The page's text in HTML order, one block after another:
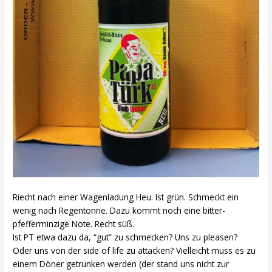
Riecht nach einer Wagenladung Heu. Ist grün. Schmeckt ein
wenig nach Regentonne. Dazu kommt noch eine bitter-
pfefferminzige Note. Recht süß.
Ist PT etwa dazu da, “gut” zu schmecken? Uns zu pleasen?
Oder uns von der side of life zu attacken? Vielleicht muss es zu
einem Döner getrunken werden (der stand uns nicht zur